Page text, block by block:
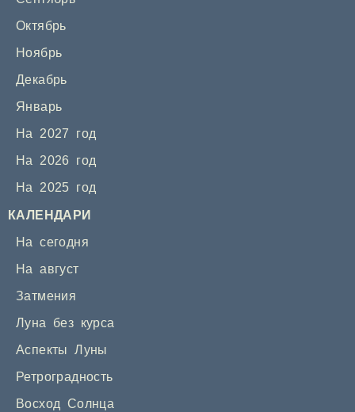
Октябрь
Ноябрь
Декабрь
Январь
На 2027 год
На 2026 год
На 2025 год
КАЛЕНДАРИ
На сегодня
На август
Затмения
Луна без курса
Аспекты Луны
Ретроградность
Восход Солнца